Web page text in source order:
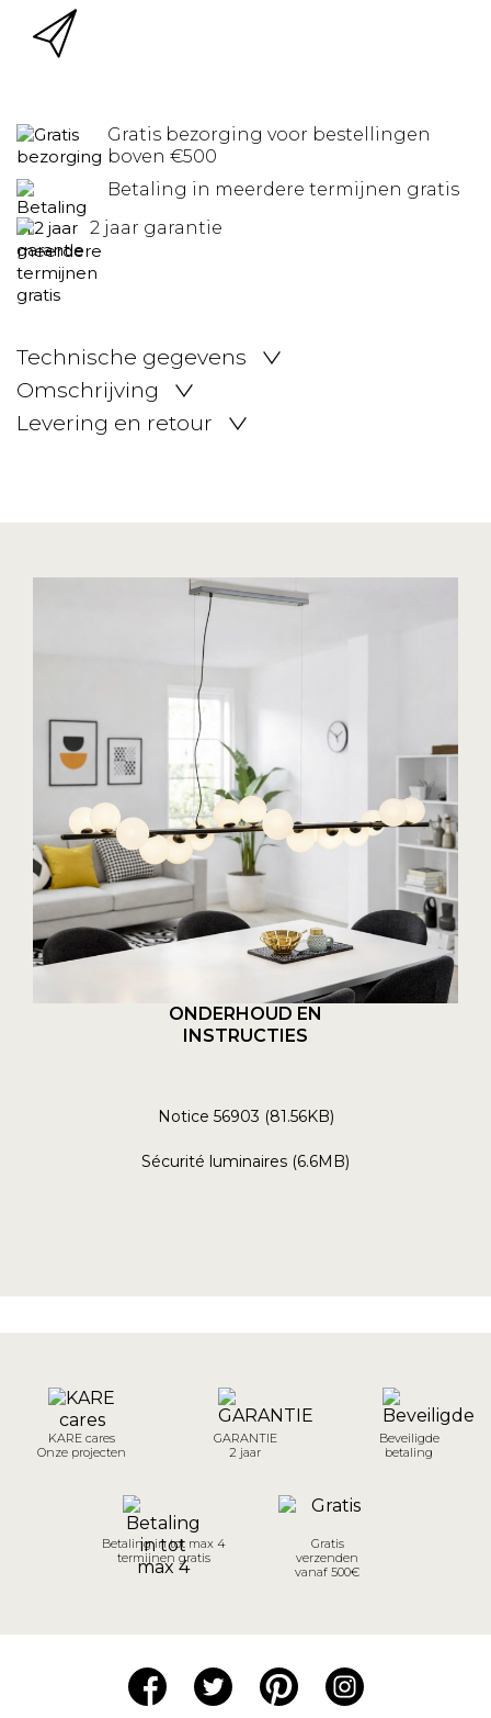
Gratis bezorging voor bestellingen
boven €500
Betaling in meerdere termijnen gratis
2 jaar garantie
Technische gegevens
Omschrijving
Levering en retour
ONDERHOUD EN
INSTRUCTIES
Notice 56903 (81.56KB)
Sécurité luminaires (6.6MB)
KARE cares
Onze projecten
GARANTIE
2 jaar
Beveiligde
betaling
Betaling in tot max 4
termijnen gratis
Gratis
verzenden
vanaf 500€